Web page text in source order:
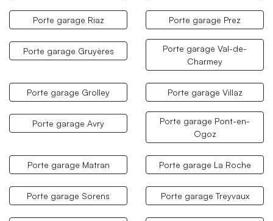
Porte garage Riaz Porte garage Prez
Porte garage Gruyères
Porte garage Val-de-
Charmey
Porte garage Grolley Porte garage Villaz
Porte garage Avry
Porte garage Pont-en-
Ogoz
Porte garage Matran Porte garage La Roche
Porte garage Sorens Porte garage Treyvaux